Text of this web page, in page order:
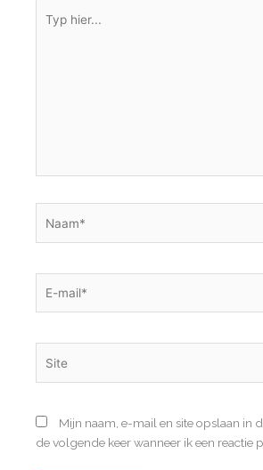
hier...
Mijn naam, e-mail en site opslaan in
de volgende keer wanneer ik een reactie